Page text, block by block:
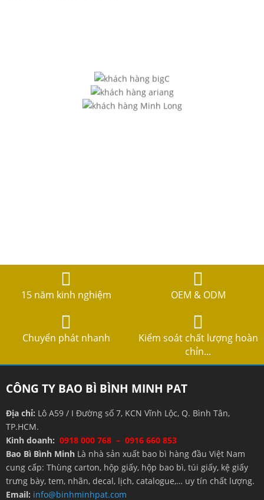
15 năm kinh nghiệm OEM & ODM
Chuyển phát nhanh
Kiểm soát chất lượng hoàn
chỉn...
CÔNG TY BAO BÌ BÌNH MINH PAT
Địa chỉ: Lô A59 / I Đường số 7, KCN Vĩnh Lộc, Q. Bình Tân,
TP.HCM.
Kinh doanh: 0918 000 768 – 0916 660 853
Bao Bì Bình Minh Là nhà sản xuất bao bì hàng đầu Việt Nam
cung cấp: Thùng carton, hộp giấy, hộp bao bì, túi giấy, kệ giấy
trưng bày, tem, nhãn, decal, lịch, catalogue,… uy tín chất lượng.
Email: info@binhminhpat.com